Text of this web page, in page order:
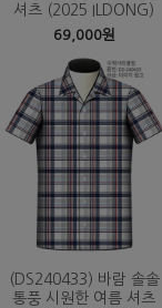
셔츠 (2025 ILDONG)
69,000원
(DS240433) 바람 솔솔
통풍 시원한 여름 셔츠